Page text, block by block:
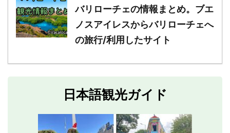
バリローチェの情報まとめ。ブエ
ノスアイレスからバリローチェへ
の旅行/利用したサイト
日本語観光ガイド